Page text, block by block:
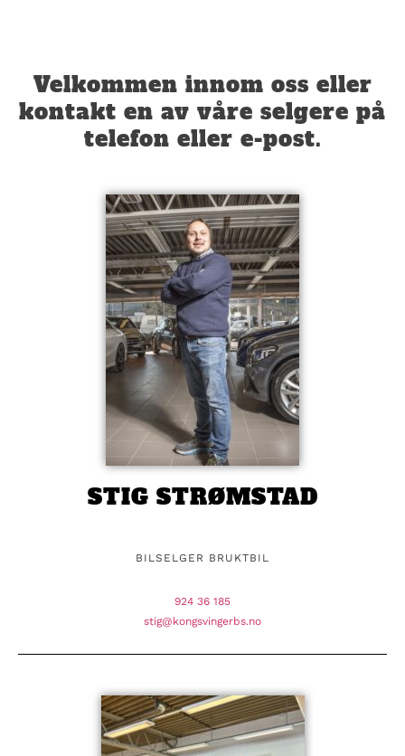
Velkommen innom oss eller
kontakt en av våre selgere på
telefon eller e-post.
STIG STRØMSTAD
BILSELGER BRUKTBIL
924 36 185
stig@kongsvingerbs.no